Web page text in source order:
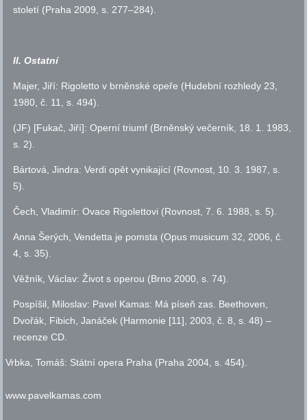
století (Praha 2009, s. 277–284).
II. Ostatní
Majer, Jiří: Rigoletto v brněnské opeře (Hudební rozhledy 23,
1980,č. 11, s. 494).
(JF) [Fukač, Jiří]: Operní triumf (Brněnský večerník, 18. 1. 1983,
s. 2).
Bártová, Jindra: Verdi opět vynikající (Rovnost, 10. 3. 1987, s.
5).
Čech, Vladimír: Ovace Rigolettovi (Rovnost, 7. 6. 1988, s. 5).
Anna Šerých, Vendetta je pomsta (Opus musicum 32, 2006,č.
4, s. 35).
Věžník, Václav: Život s operou (Brno 2000, s. 74).
Pospíšil, Miloslav: Pavel Kamas: Má píseň zas. Beethoven,
Dvořák, Fibich, Janáček (Harmonie [11], 2003,č. 8, s. 48) –
recenze CD.
Vrbka, Tomáš: Státní opera Praha (Praha 2004, s. 454).
www.pavelkamas.com